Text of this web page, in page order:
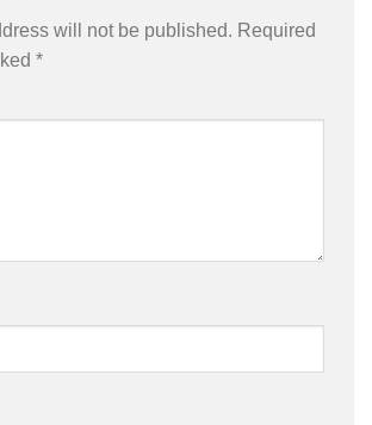
will not be published. Required
*